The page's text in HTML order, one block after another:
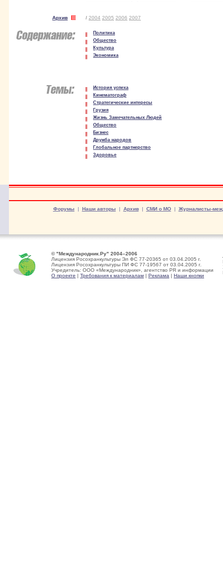
Архив / 2004 2005 2006 2007
Политика
Общество
Культура
Экономика
История успеха
Кинематограф
Стратегические интересы
Грузия
Жизнь Замечательных Людей
Общество
Бизнес
Дружба народов
Глобальное партнерство
Здоровье
Форумы | Наши авторы | Архив| СМИ о МО| Журналисты-
© "Международник.Ру" 2004–2006
Лицензия Росохранкультуры Эл ФС 77-20365 от 03.04.2005 г.
Лицензия Росохранкультуры ПИ ФС 77-19567 от 03.04.2005 г.
Учредитель: ООО «Международник», агентство PR и информации
О проекте | Требования к материалам | Реклама | Наши кнопки